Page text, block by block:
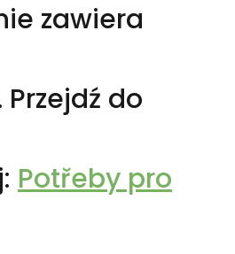
zawiera
Przejdź do
Potřeby pro